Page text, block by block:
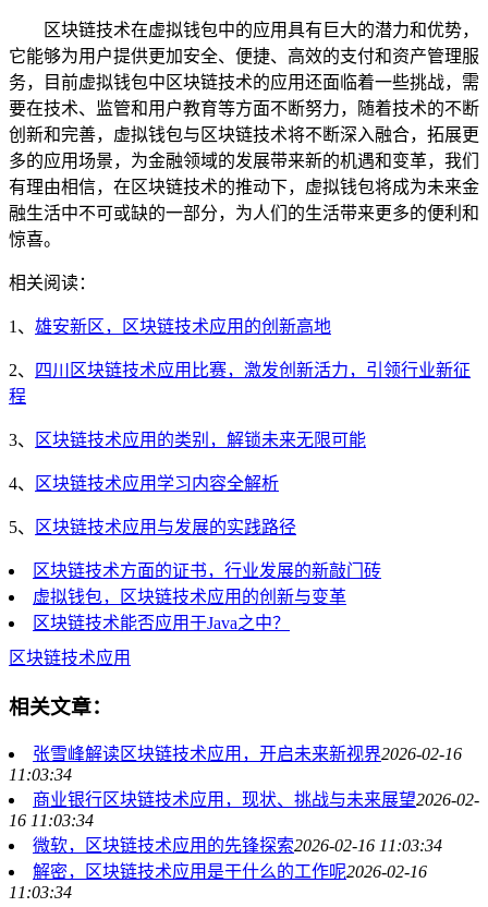
区块链技术在虚拟钱包中的应用具有巨大的潜力和优势，
它能够为用户提供更加安全、便捷、高效的支付和资产管理服
务，目前虚拟钱包中区块链技术的应用还面临着一些挑战，需
要在技术、监管和用户教育等方面不断努力，随着技术的不断
创新和完善，虚拟钱包与区块链技术将不断深入融合，拓展更
多的应用场景，为金融领域的发展带来新的机遇和变革，我们
有理由相信，在区块链技术的推动下，虚拟钱包将成为未来金
融生活中不可或缺的一部分，为人们的生活带来更多的便利和
惊喜。
相关阅读：
1、 雄安新区，区块链技术应用的创新高地
2、
四川区块链技术应用比赛，激发创新活力，引领行业新征
程
3、 区块链技术应用的类别，解锁未来无限可能
4、 区块链技术应用学习内容全解析
5、 区块链技术应用与发展的实践路径
区块链技术方面的证书，行业发展的新敲门砖
虚拟钱包，区块链技术应用的创新与变革
区块链技术能否应用于Java之中？
区块链技术应用
相关文章：
张雪峰解读区块链技术应用，开启未来新视界2026-02-16
11:03:34
商业银行区块链技术应用，现状、挑战与未来展望2026-02-
16 11:03:34
微软，区块链技术应用的先锋探索2026-02-16 11:03:34
解密，区块链技术应用是干什么的工作呢2026-02-16
11:03:34